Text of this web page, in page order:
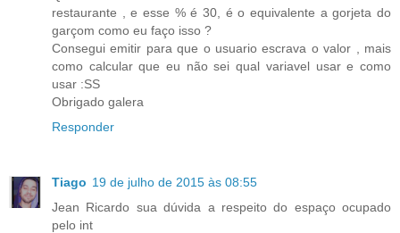
restaurante , e esse % é 30, é o equivalente a gorjeta do
garçom como eu faço isso ?
Consegui emitir para que o usuario escrava o valor , mais
como calcular que eu não sei qual variavel usar e como
usar :SS
Obrigado galera
Responder
Tiago 19 de julho de 2015 às 08:55
Jean Ricardo sua dúvida a respeito do espaço ocupado
pelo int